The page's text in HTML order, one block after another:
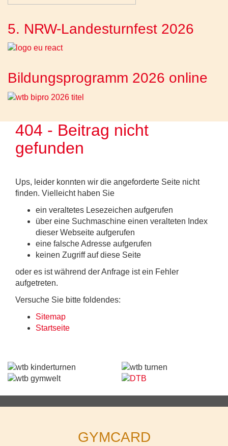
5. NRW-Landesturnfest 2026
Bildungsprogramm 2026 online
404 - Beitrag nicht
gefunden
Ups, leider konnten wir die angeforderte Seite nicht
finden. Vielleicht haben Sie
ein veraltetes Lesezeichen aufgerufen
über eine Suchmaschine einen veralteten Index
dieser Webseite aufgerufen
eine falsche Adresse aufgerufen
keinen Zugriff auf diese Seite
oder es ist während der Anfrage ist ein Fehler
aufgetreten.
Versuche Sie bitte foldendes:
Sitemap
Startseite
GYMCARD